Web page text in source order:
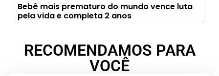
Bebê mais prematuro do mundo vence luta
pela vida e completa 2 anos
RECOMENDAMOS PARA
VOCÊ